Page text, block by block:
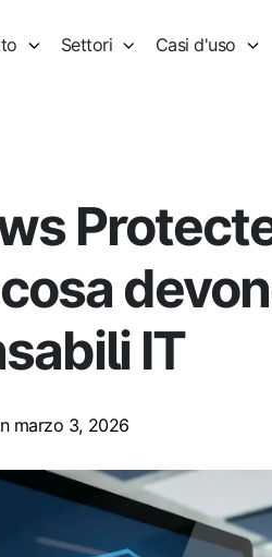
Settori Casi d'uso
IT
marzo 3, 2026